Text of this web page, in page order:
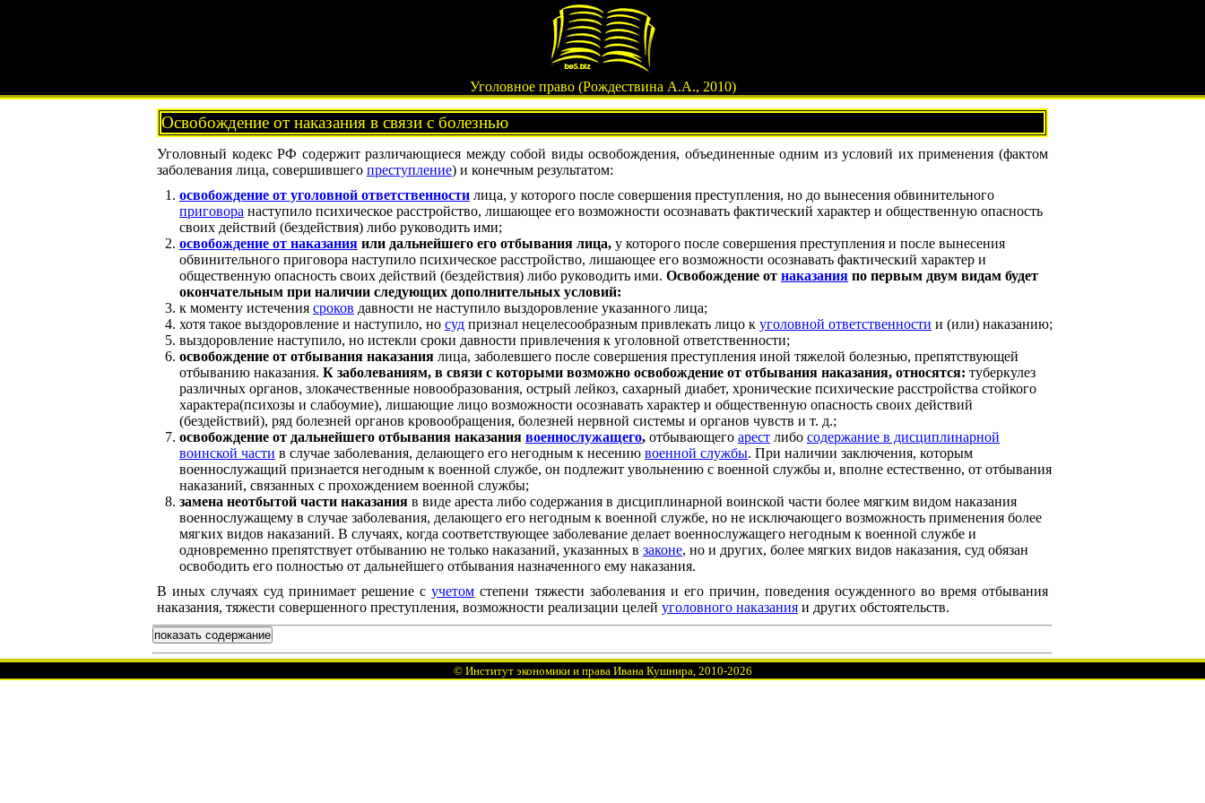
Уголовное право (Рождествина А.А., 2010)
Освобождение от наказания в связи с болезнью
Уголовный кодекс РФ содержит различающиеся между собой виды освобождения, объединенные одним из условий их применения (фактом
заболевания лица, совершившего преступление) и конечным результатом:
освобождение от уголовной ответственности лица, у которого после совершения преступления, но до вынесения обвинительного
приговора наступило психическое расстройство, лишающее его возможности осознавать фактический характер и общественную опасность
своих действий (бездействия) либо руководить ими;
освобождение от наказания или дальнейшего его отбывания лица, у которого после совершения преступления и после вынесения
обвинительного приговора наступило психическое расстройство, лишающее его возможности осознавать фактический характер и
общественную опасность своих действий (бездействия) либо руководить ими. Освобождение от наказания по первым двум видам будет
окончательным при наличии следующих дополнительных условий:
к моменту истечения сроков давности не наступило выздоровление указанного лица;
хотя такое выздоровление и наступило, но суд признал нецелесообразным привлекать лицо к уголовной ответственности и (или) наказанию;
выздоровление наступило, но истекли сроки давности привлечения к уголовной ответственности;
освобождение от отбывания наказания лица, заболевшего после совершения преступления иной тяжелой болезнью, препятствующей
отбыванию наказания. К заболеваниям, в связи с которыми возможно освобождение от отбывания наказания, относятся: туберкулез
различных органов, злокачественные новообразования, острый лейкоз, сахарный диабет, хронические психические расстройства стойкого
характера(психозы и слабоумие), лишающие лицо возможности осознавать характер и общественную опасность своих действий
(бездействий), ряд болезней органов кровообращения, болезней нервной системы и органов чувств и т. д.;
освобождение от дальнейшего отбывания наказания военнослужащего, отбывающего арест либо содержание в дисциплинарной
воинской части в случае заболевания, делающего его негодным к несению военной службы. При наличии заключения, которым
военнослужащий признается негодным к военной службе, он подлежит увольнению с военной службы и, вполне естественно, от отбывания
наказаний, связанных с прохождением военной службы;
замена неотбытой части наказания в виде ареста либо содержания в дисциплинарной воинской части более мягким видом наказания
военнослужащему в случае заболевания, делающего его негодным к военной службе, но не исключающего возможность применения более
мягких видов наказаний. В случаях, когда соответствующее заболевание делает военнослужащего негодным к военной службе и
одновременно препятствует отбыванию не только наказаний, указанных в законе, но и других, более мягких видов наказания, суд обязан
освободить его полностью от дальнейшего отбывания назначенного ему наказания.
В иных случаях суд принимает решение сучетом степени тяжести заболевания и его причин, поведения осужденного во время отбывания
наказания, тяжести совершенного преступления, возможности реализации целей уголовного наказания и других обстоятельств.
показать содержание
© Институт экономики и права Ивана Кушнира, 2010-2026